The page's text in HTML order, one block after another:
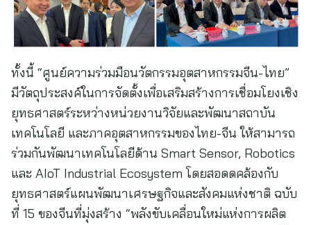
ทั้งนี้ “ศูนย์ความร่วมมือนวัตกรรมอุตสาหกรรมจีน-ไทย”
มีวัตถุประสงค์ในการจัดตั้งเพื่อเสริมสร้างการเชื่อมโยงเชิง
ยุทธศาสตร์ระหว่างหน่วยงานวิจัยและพัฒนาสถาบัน
เทคโนโลยี และภาคอุตสาหกรรมของไทย-จีน ให้สามารถ
ร่วมกันพัฒนาเทคโนโลยีด้าน Smart Sensor, Robotics
และ AIoT Industrial Ecosystem โดยสอดดคล้องกับ
ยุทธศาสตร์แผนพัฒนาเศรษฐกิจและสังคมแห่งชาติ ฉบับ
ที่ 15 ของจีนที่มุ่งสร้าง “พลังขับเคลื่อนใหม่แห่งการผลิต